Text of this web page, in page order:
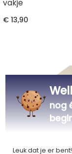
vakje
€ 13,90
nog
Leuk dat je er